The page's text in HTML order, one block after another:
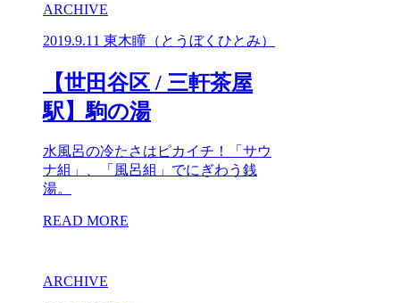
ARCHIVE
2019.9.11 東木瞳（とうぼくひとみ）
【世田谷区 / 三軒茶屋
駅】駒の湯
水風呂の冷たさはピカイチ！「サウ
ナ組」、「風呂組」でにぎわう銭
湯。
READ MORE
ARCHIVE